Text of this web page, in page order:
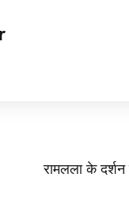
रामलला के